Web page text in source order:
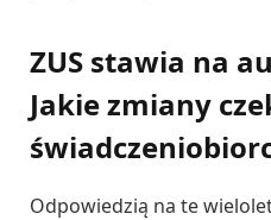
ZUS stawia na
Jakie zmiany
Odpowiedzią na te